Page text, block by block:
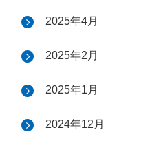
2025年4月
2025年2月
2025年1月
2024年12月